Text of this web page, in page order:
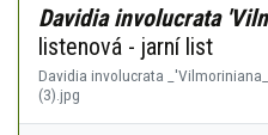
Davidia involucrata
listenová - jarní list
Davidia involucrata
(3).jpg